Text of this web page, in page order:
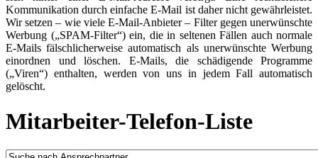
Kommunikation durch einfache E-Mail ist daher nicht gewährleistet.
Wir setzen – wie viele E-Mail-Anbieter – Filter gegen unerwünschte
Werbung („SPAM-Filter“) ein, die in seltenen Fällen auch normale
E-Mails fälschlicherweise automatisch als unerwünschte Werbung
einordnen und löschen. E-Mails, die schädigende Programme
(„Viren“) enthalten, werden von uns in jedem Fall automatisch
gelöscht.
Mitarbeiter-Telefon-Liste